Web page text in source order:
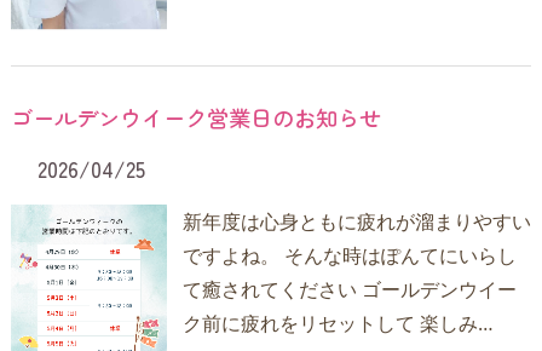
ゴールデンウイーク営業日のお知らせ
2026/04/25
新年度は心身ともに疲れが溜まりやすい
ですよね。 そんな時はぽんてにいらし
て癒されてください ゴールデンウイー
ク前に疲れをリセットして 楽しみ…